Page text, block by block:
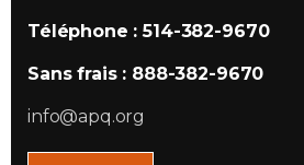
Téléphone : 514-382-9670
Sans frais : 888-382-9670
info@apq.org